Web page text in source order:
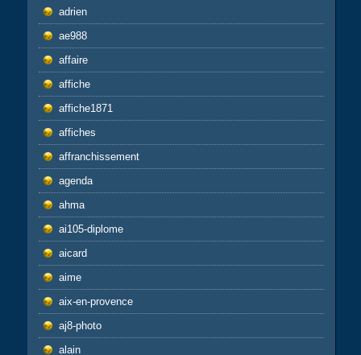
adrien
ae988
affaire
affiche
affiche1871
affiches
affranchissement
agenda
ahma
ai105-diplome
aicard
aime
aix-en-provence
aj8-photo
alain